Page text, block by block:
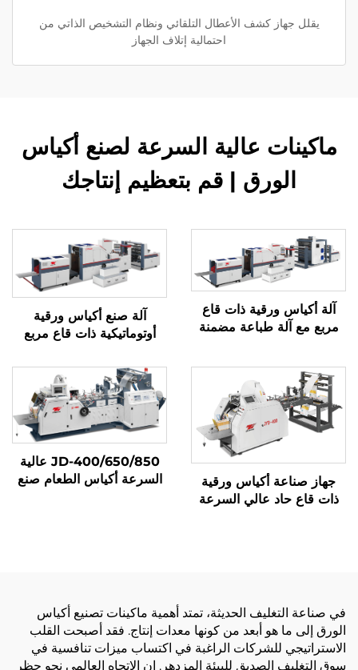
يقلل جهاز كشف الأعطال التلقائي ونظام التشخيص الذاتي من
احتمالية إتلاف الجهاز
ماكينات عالية السرعة لصنع أكياس
الورق | قم بتعظيم إنتاجك
آلة أكياس ورقية ذات قاع
مربع مع آلة طباعة مضمنة
آلة صنع أكياس ورقية
أوتوماتيكية ذات قاع مربع
جهاز صناعة أكياس ورقية
ذات قاع حاد عالي السرعة
JD-400/650/850 عالية
السرعة أكياس الطعام صنع
في صناعة التغليف الحديثة، تمتد أهمية ماكينات تصنيع أكياس
الورق إلى ما هو أبعد من كونها معدات إنتاج. فقد أصبحت القلب
الاستراتيجي للشركات الراغبة في اكتساب ميزات تنافسية في
سوق التغليف الصديق للبيئة المزدهر. إن الاتجاه العالمي نحو حظر